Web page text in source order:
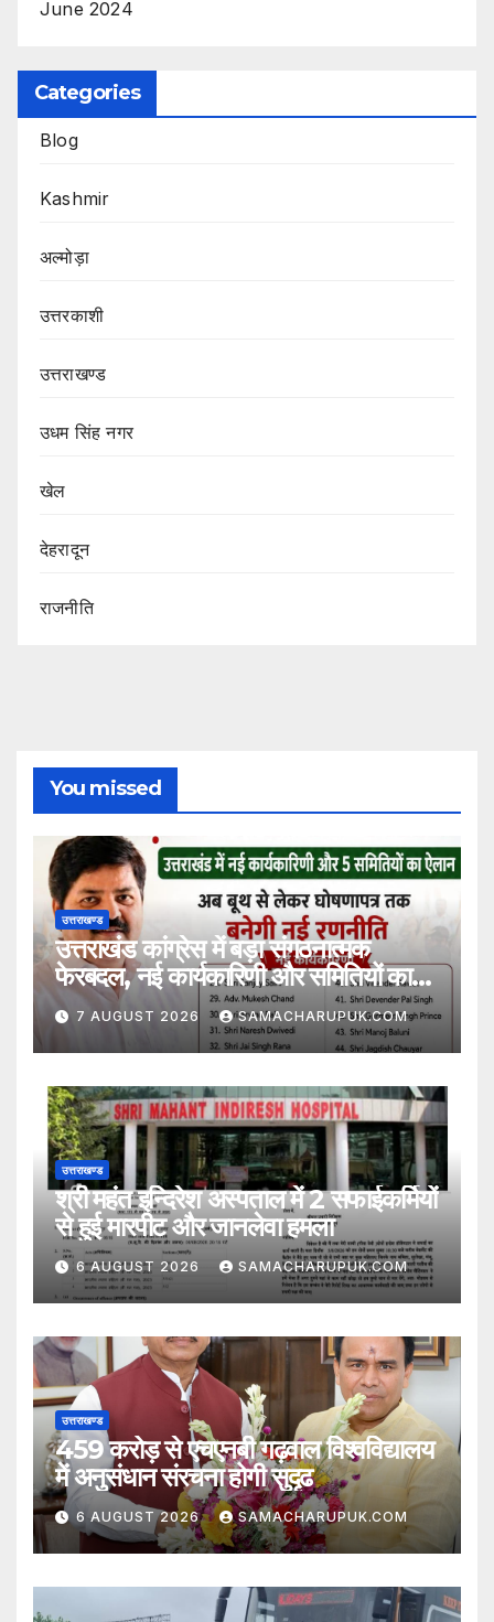
June 2024
Categories
Blog
Kashmir
अल्मोड़ा
उत्तरकाशी
उत्तराखण्ड
उधम सिंह नगर
खेल
देहरादून
राजनीति
You missed
उत्तराखण्ड
उत्तराखंड कांग्रेस में बड़ा संगठनात्मक
फेरबदल, नई कार्यकारिणी और समितियों का
गठन7 AUGUST 2026 SAMACHARUPUK.COM
उत्तराखण्ड
श्री महंत इन्दिरेश अस्पताल में 2 सफाईकर्मियों
से हुई मारपीट और जानलेवा हमला
6 AUGUST 2026 SAMACHARUPUK.COM
उत्तराखण्ड
459 करोड़ से एचएनबी गढ़वाल विश्वविद्यालय
में अनुसंधान संरचना होगी सुदृढ
6 AUGUST 2026 SAMACHARUPUK.COM